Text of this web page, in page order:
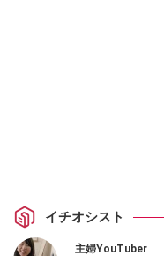
イチオシスト
主婦YouTuber